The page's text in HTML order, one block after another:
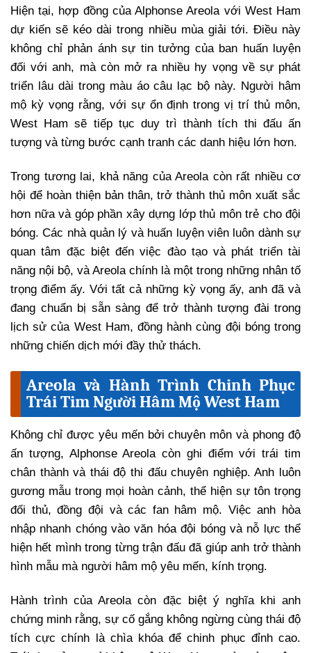
Hiện tại, hợp đồng của Alphonse Areola với West Ham
dự kiến sẽ kéo dài trong nhiều mùa giải tới. Điều này
không chỉ phản ánh sự tin tưởng của ban huấn luyện
đối với anh, mà còn mở ra nhiều hy vọng về sự phát
triển lâu dài trong màu áo câu lạc bộ này. Người hâm
mộ kỳ vọng rằng, với sự ổn định trong vị trí thủ môn,
West Ham sẽ tiếp tục duy trì thành tích thi đấu ấn
tượng và từng bước cạnh tranh các danh hiệu lớn hơn.
Trong tương lai, khả năng của Areola còn rất nhiều cơ
hội để hoàn thiện bản thân, trở thành thủ môn xuất sắc
hơn nữa và góp phần xây dựng lớp thủ môn trẻ cho đội
bóng. Các nhà quản lý và huấn luyện viên luôn dành sự
quan tâm đặc biệt đến việc đào tạo và phát triển tài
năng nội bộ, và Areola chính là một trong những nhân tố
trọng điểm ấy. Với tất cả những kỳ vọng ấy, anh đã và
đang chuẩn bị sẵn sàng để trở thành tượng đài trong
lịch sử của West Ham, đồng hành cùng đội bóng trong
những chiến dịch mới đầy thử thách.
Areola và Hành Trình Chinh Phục
Trái Tim Người Hâm Mộ West Ham
Không chỉ được yêu mến bởi chuyên môn và phong độ
ấn tượng, Alphonse Areola còn ghi điểm với trái tim
chân thành và thái độ thi đấu chuyên nghiệp. Anh luôn
gương mẫu trong mọi hoàn cảnh, thể hiện sự tôn trọng
đối thủ, đồng đội và các fan hâm mộ. Việc anh hòa
nhập nhanh chóng vào văn hóa đội bóng và nỗ lực thể
hiện hết mình trong từng trận đấu đã giúp anh trở thành
hình mẫu mà người hâm mộ yêu mến, kính trọng.
Hành trình của Areola còn đặc biệt ý nghĩa khi anh
chứng minh rằng, sự cố gắng không ngừng cùng thái độ
tích cực chính là chìa khóa để chinh phục đỉnh cao.